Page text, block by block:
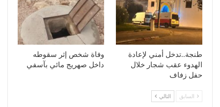
طنجة..تدخل أمني لإعادة
الهدوء عقب شجار خلال
حفل زفاف
وفاة شخص إثر سقوطه
داخل صهريج مائي بآسفي
السابق التالي